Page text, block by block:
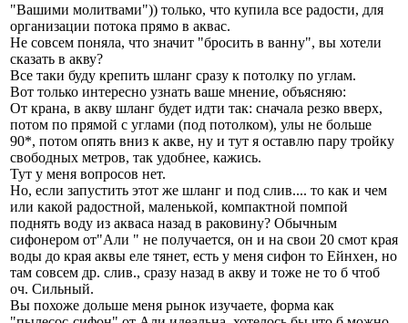
"Вашими молитвами")) только, что купила все радости, для
организации потока прямо в аквас.
Не совсем поняла, что значит "бросить в ванну", вы хотели
сказать в акву?
Все таки буду крепить шланг сразу к потолку по углам.
Вот только интересно узнать ваше мнение, объясняю:
От крана, в акву шланг будет идти так: сначала резко вверх,
потом по прямой с углами (под потолком), улы не больше
90*, потом опять вниз к акве, ну и тут я оставлю пару тройку
свободных метров, так удобнее, кажись.
Тут у меня вопросов нет.
Но, если запустить этот же шланг и под слив.... то как и чем
или какой радостной, маленькой, компактной помпой
поднять воду из акваса назад в раковину? Обычным
сифонером от"Али " не получается, он и на свои 20 смот края
воды до края аквы еле тянет, есть у меня сифон то Ейнхен, но
там совсем др. слив., сразу назад в акву и тоже не то б чтоб
оч. Сильный.
Вы похоже дольше меня рынок изучаете, форма как